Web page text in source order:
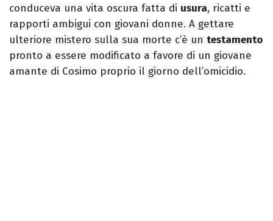
conduceva una vita oscura fatta di usura, ricatti e
rapporti ambigui con giovani donne. A gettare
ulteriore mistero sulla sua morte c’è un testamento
pronto a essere modificato a favore di un giovane
amante di Cosimo proprio il giorno dell’omicidio.